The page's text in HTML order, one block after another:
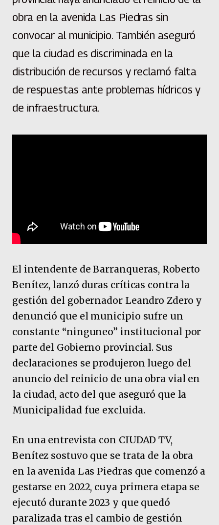
obra en la avenida Las Piedras sin
convocar al municipio. También aseguró
que la ciudad es discriminada en la
distribución de recursos y reclamó falta
de respuestas ante problemas hídricos y
de infraestructura.
El intendente de Barranqueras, Roberto
Benítez, lanzó duras críticas contra la
gestión del gobernador Leandro Zdero y
denunció que el municipio sufre un
constante “ninguneo” institucional por
parte del Gobierno provincial. Sus
declaraciones se produjeron luego del
anuncio del reinicio de una obra vial en
la ciudad, acto del que aseguró que la
Municipalidad fue excluida.
En una entrevista con CIUDAD TV,
Benítez sostuvo que se trata de la obra
en la avenida Las Piedras que comenzó a
gestarse en 2022, cuya primera etapa se
ejecutó durante 2023 y que quedó
paralizada tras el cambio de gestión